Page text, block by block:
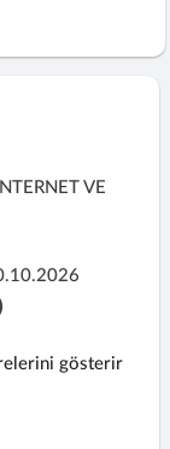
VE
gösterir